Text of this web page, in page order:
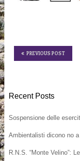
PREVIOUS POST
Recent Posts
Sospensione delle
Ambientalisti dicono no
R.N.S. “Monte Velino”: